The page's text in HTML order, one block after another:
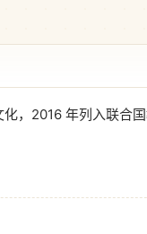
，2016 年列入联合